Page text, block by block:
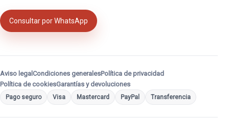
Consultar por WhatsApp
Aviso legal Condiciones generalesPolítica de privacidad
Política de cookiesGarantías y devoluciones
Pago seguro Visa Mastercard PayPal Transferencia